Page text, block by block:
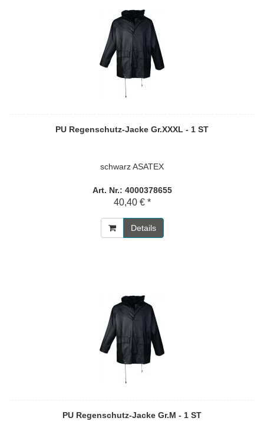
PU Regenschutz-Jacke Gr.XXXL - 1 ST
schwarz ASATEX
Art. Nr.: 4000378655
40,40 € *
Details
PU Regenschutz-Jacke Gr.M - 1 ST